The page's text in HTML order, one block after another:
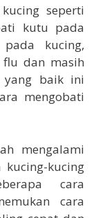
seperti
kutu pada
kucing,
flu dan masih
yang baik ini
mengobati
mengalami
kucing
cara
cara